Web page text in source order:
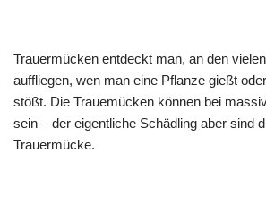
Trauermücken entdeckt man, an den
auffliegen, wen man eine Pflanze gießt
stößt. Die Trauemücken können bei
sein – der eigentliche Schädling aber sind
Trauermücke.